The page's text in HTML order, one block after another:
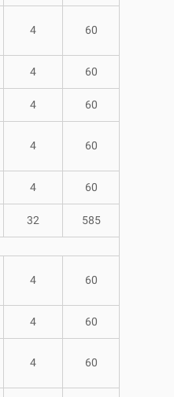
4 60
4 60
4 60
4 60
4 60
32 585
4 60
4 60
4 60